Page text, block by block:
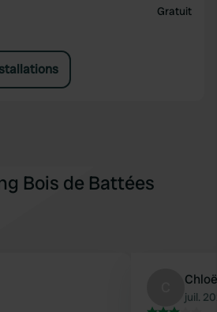
Gratuit
Bois de Battées
juil.